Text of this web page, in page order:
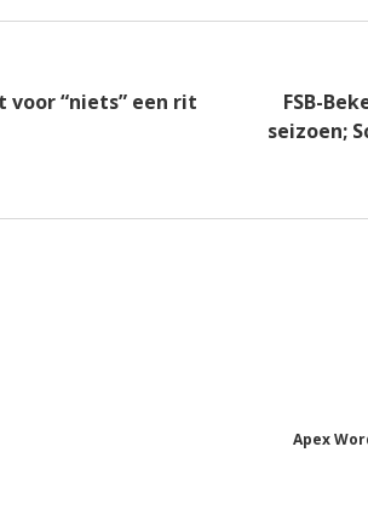
voor “niets” een rit
FSB-
seizoen;
Apex